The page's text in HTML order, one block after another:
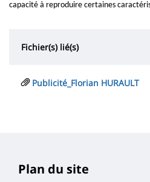
capacité à reproduire certaines
Fichier(s) lié(s)
Publicité_Florian HURAULT
Plan du site